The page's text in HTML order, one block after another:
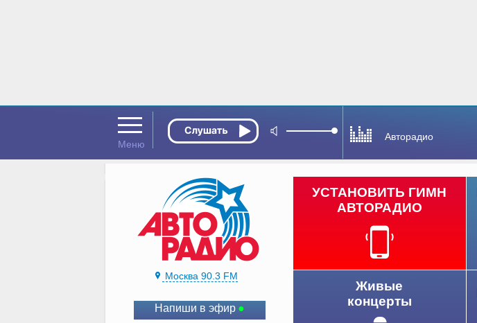
Авторадио
Москва 90.3 FM
Напиши в эфир
УСТАНОВИТЬ ГИМН
АВТОРАДИО
Живые
концерты